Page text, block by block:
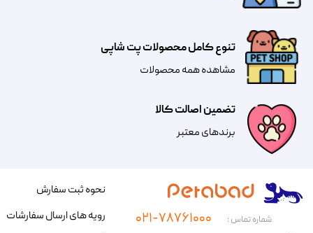
تضمین اصالت کالا
​​برندهای معتبر​​​​​​​
تنوع کامل محصولات پت شاپی
مشاهده همه محصولات
شماره تماس : ۰۲۱-۷۸۷۶۱۰۰۰
نحوه ثبت سفارش
رویه های ارسال سفارشات